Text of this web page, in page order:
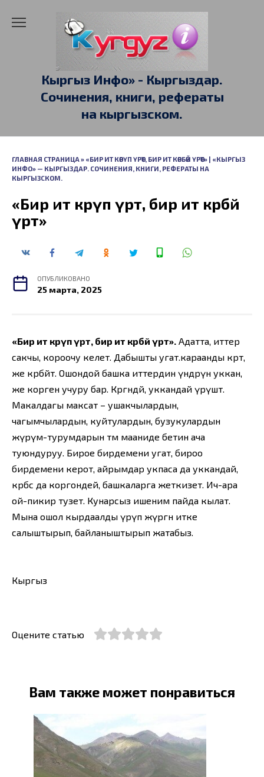
Кыргыз Инфо» - Кыргыздар.
Сочинения, книги, рефераты
на кыргызском.
ГЛАВНАЯ СТРАНИЦА» «БИР ИТ КӨРҮП ҮРӨТ, БИР ИТ КӨРБӨЙ ҮРӨТ» | «КЫРГЫЗ
ИНФО» — КЫРГЫЗДАР. СОЧИНЕНИЯ, КНИГИ, РЕФЕРАТЫ НА
КЫРГЫЗСКОМ.
«Бир ит көрүп үрөт, бир ит көрбөй
үрөт»
ОПУБЛИКОВАНО
25 марта, 2025
«Бир ит көрүп үрөт, бир ит көрбөй үрөт». Адатта, иттер
сакчы, короочу келет. Дабышты угат.караанды көрөт,
же көрбөйт. Ошондой башка иттердин үндөрүн уккан,
же корген учуру бар. Көргөндөй, уккандай үрүшөт.
Макалдагы максат – ушакчылардын,
чагымчылардын, куйтулардын, бузукулардын
жүрүм-турумдарын өтмө мааниде бетин ача
туюндуруу. Бирое бирдемени угат, бироо
бирдемени керот, айрымдар укпаса да уккандай,
көрбөсө да коргондей, башкаларга жеткизет. Ич-ара
ой-пикир тузет. Кунарсыз ишеним пайда кылат.
Мына ошол кырдаалды үрүп жүргөн итке
салыштырып, байланыштырып жатабыз.
Кыргыз
Оцените статью
Вам также может понравиться